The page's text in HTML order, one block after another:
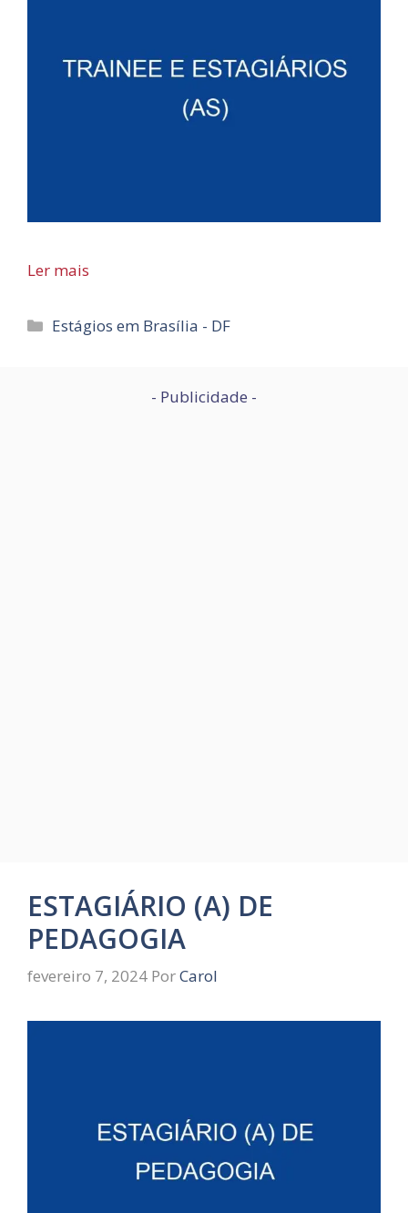
Ler mais
Categorias
Estágios em Brasília - DF
- Publicidade -
ESTAGIÁRIO (A) DE
PEDAGOGIA
fevereiro 7, 2024 PorCarol